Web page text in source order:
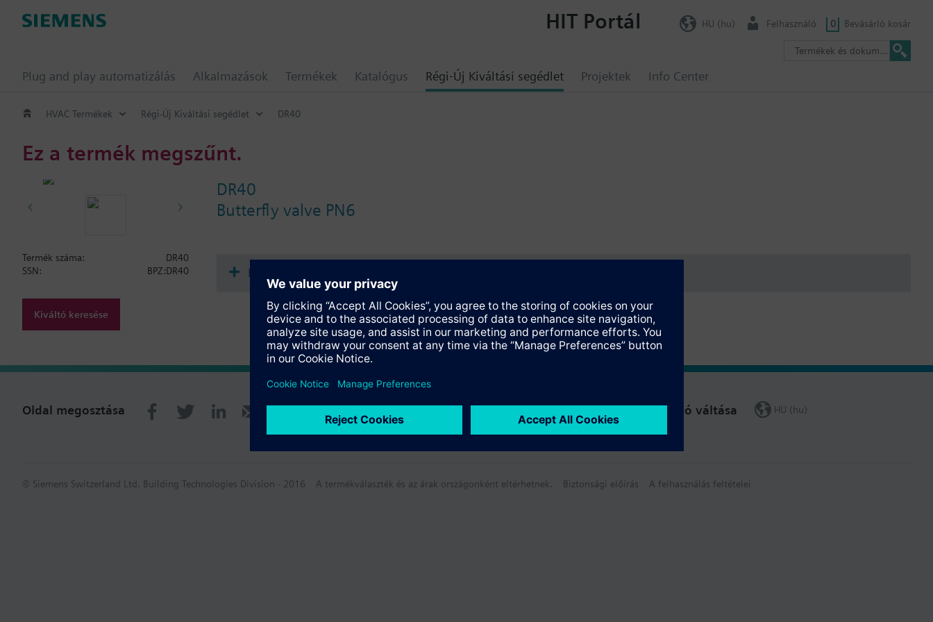
Plug and play automatizálás Alkalmazások Termékek Katalógus Régi-Új Kiváltási segédlet Projektek Info Center
HIT Portál HU (hu) Felhasználó 0 Bevásárló kosár
HVAC Termékek Régi-Új Kiváltási segédlet DR40
Ez a termék megszűnt.
DR40
Butterfly valve PN6
Termék száma:
DR40
SSN:
BPZ:DR40
Kiváltó keresése
Dokumentumok
Oldal megosztása Régió váltása HU (hu)
© Siemens Switzerland Ltd. Building Technologies Division - 2016 A termékválaszték és az árak országonként eltérhetnek. Biztonsági előírás A felhasználás feltételei